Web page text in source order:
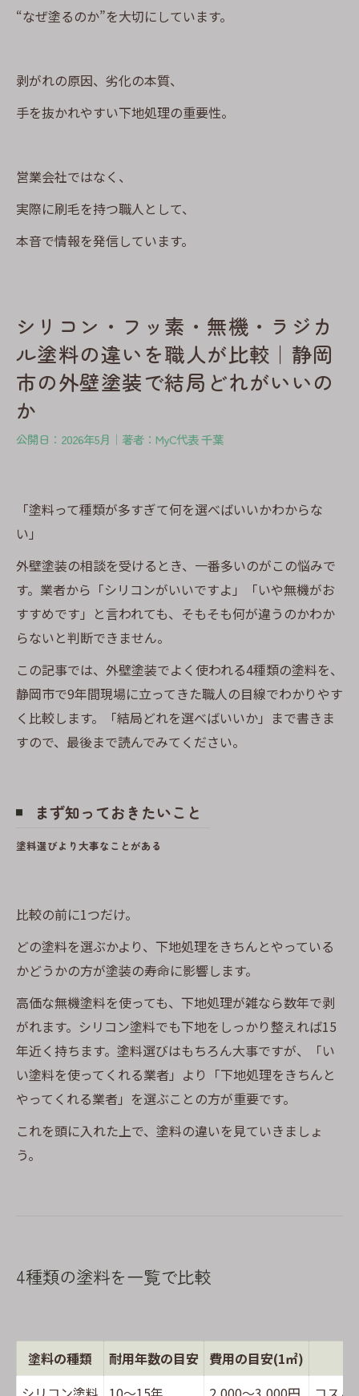
“なぜ塗るのか”を大切にしています。
剥がれの原因、劣化の本質、
手を抜かれやすい下地処理の重要性。
営業会社ではなく、
実際に刷毛を持つ職人として、
本音で情報を発信しています。
シリコン・フッ素・無機・ラジカ
ル塗料の違いを職人が比較｜静岡
市の外壁塗装で結局どれがいいの
か
公開日：2026年5月｜著者：MyC代表 千葉
「塗料って種類が多すぎて何を選べばいいかわからな
い」
外壁塗装の相談を受けるとき、一番多いのがこの悩みで
す。業者から「シリコンがいいですよ」「いや無機がお
すすめです」と言われても、そもそも何が違うのかわか
らないと判断できません。
この記事では、外壁塗装でよく使われる4種類の塗料を、
静岡市で9年間現場に立ってきた職人の目線でわかりやす
く比較します。「結局どれを選べばいいか」まで書きま
すので、最後まで読んでみてください。
まず知っておきたいこと
塗料選びより大事なことがある
比較の前に1つだけ。
どの塗料を選ぶかより、下地処理をきちんとやっている
かどうかの方が塗装の寿命に影響します。
高価な無機塗料を使っても、下地処理が雑なら数年で剥
がれます。シリコン塗料でも下地をしっかり整えれば15
年近く持ちます。塗料選びはもちろん大事ですが、「い
い塗料を使ってくれる業者」より「下地処理をきちんと
やってくれる業者」を選ぶことの方が重要です。
これを頭に入れた上で、塗料の違いを見ていきましょ
う。
4種類の塗料を一覧で比較
塗料の種類 耐用年数の目安 費用の目安(1㎡)